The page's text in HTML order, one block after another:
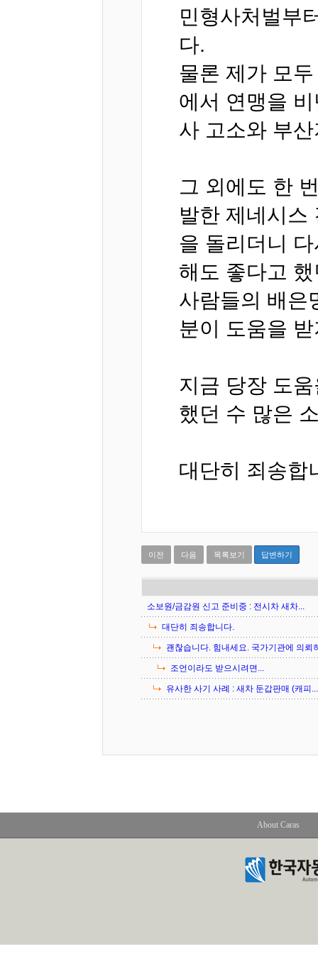
민형사처벌부
다.
물론 제가 모
에서 연맹을
사 고소와 부
그 외에도 한
발한 제네시스
을 돌리더니
해도 좋다고
사람들의 배은
분이 도움을
지금 당장 도
했던 수 많은
대단히 죄송합
이전 다음 목록보기 답변하기
소보원/금감원 신고 준비중 : 전시차 새차...
대단히 죄송합니다.
괜찮습니다. 힘내세요. 국가기관에 의뢰
조언이라도 받으시려면...
유사한 사기 사례 : 새차 둔갑판매 (캐피...
About Caras